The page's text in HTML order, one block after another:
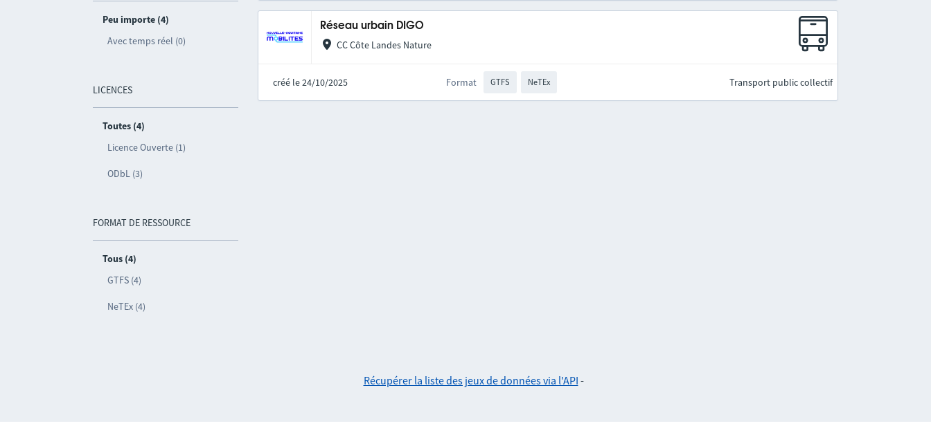
Peu importe (4)
Avec temps réel (0)
LICENCES
Toutes (4)
Licence Ouverte (1)
ODbL (3)
FORMAT DE RESSOURCE
Tous (4)
GTFS (4)
NeTEx (4)
Réseau urbain DIGO
CC Côte Landes Nature
créé le 24/10/2025 Format GTFS NeTEx Transport public collectif
Récupérer la liste des jeux de données via l'API -